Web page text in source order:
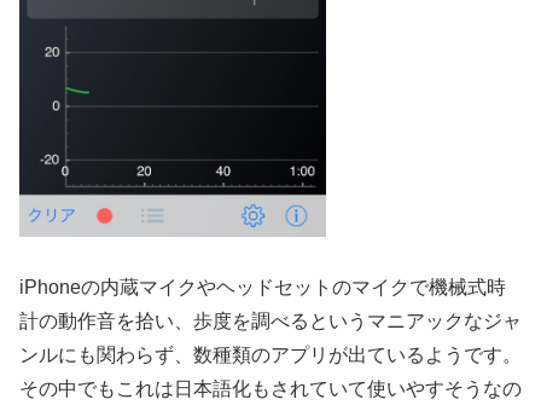
iPhoneの内蔵マイクやヘッドセットのマイクで機械式時
計の動作音を拾い、歩度を調べるというマニアックなジャ
ンルにも関わらず、数種類のアプリが出ているようです。
その中でもこれは日本語化もされていて使いやすそうなの